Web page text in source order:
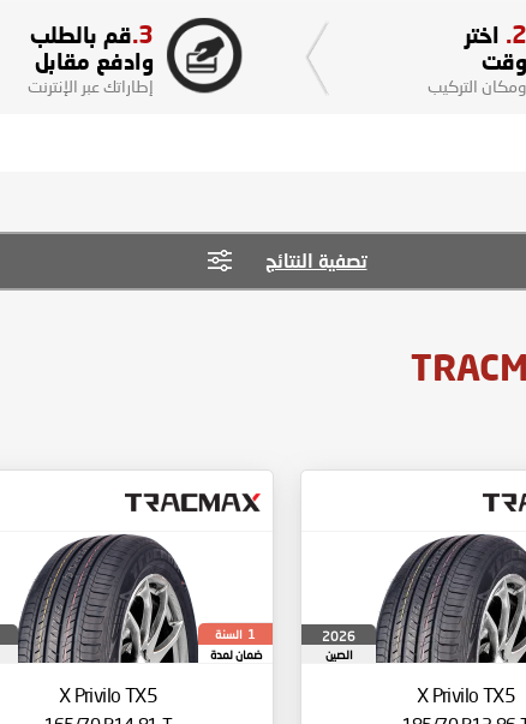
2.
اختر
وقت
ومكان التركيب
3. قم بالطلب
وادفع مقابل
إطاراتك عبر الإنترنت
تصفية النتائج
2026
الصين
X Privilo TX5
1 السنة
ضمان لمدة
X Privilo TX5